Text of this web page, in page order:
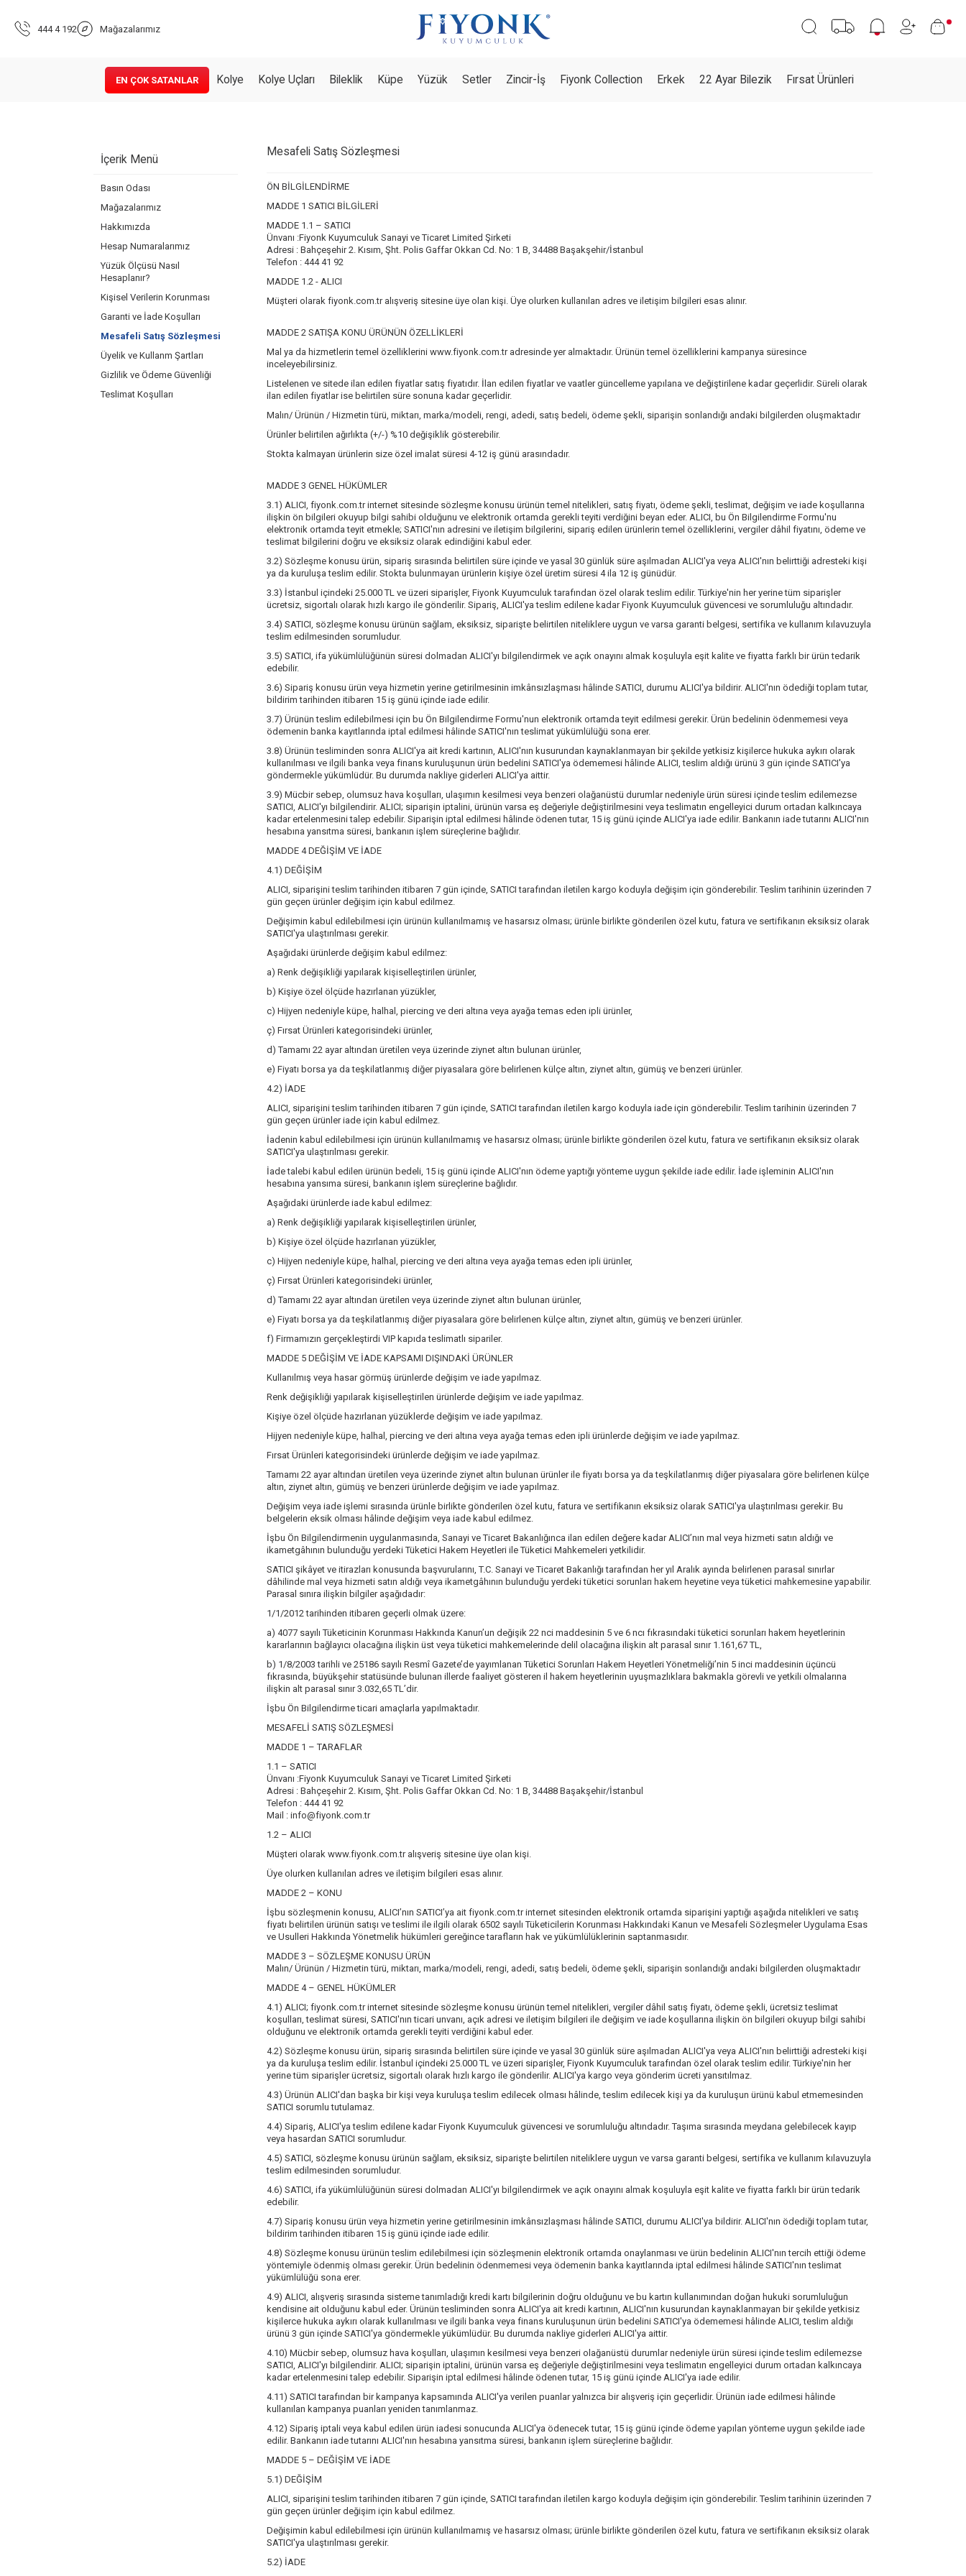
444 4 192 Mağazalarımız
EN ÇOK SATANLAR Kolye Kolye Uçları Bileklik Küpe Yüzük Setler Zincir-İş Fiyonk Collection Erkek 22 Ayar Bilezik Fırsat Ürünleri
İçerik Menü
Basın Odası
Mağazalarımız
Hakkımızda
Hesap Numaralarımız
Yüzük Ölçüsü Nasıl
Hesaplanır?
Kişisel Verilerin Korunması
Garanti ve İade Koşulları
Mesafeli Satış Sözleşmesi
Üyelik ve Kullanm Şartları
Gizlilik ve Ödeme Güvenliği
Teslimat Koşulları
Mesafeli Satış Sözleşmesi
ÖN BİLGİLENDİRME
MADDE 1 SATICI BİLGİLERİ
MADDE 1.1 – SATICI
Ünvanı :Fiyonk Kuyumculuk Sanayi ve Ticaret Limited Şirketi
Adresi : Bahçeşehir 2. Kısım, Şht. Polis Gaffar Okkan Cd. No: 1 B, 34488 Başakşehir/İstanbul
Telefon : 444 41 92
MADDE 1.2 - ALICI
Müşteri olarak fiyonk.com.tr alışveriş sitesine üye olan kişi. Üye olurken kullanılan adres ve iletişim bilgileri esas alınır.
MADDE 2 SATIŞA KONU ÜRÜNÜN ÖZELLİKLERİ
Mal ya da hizmetlerin temel özelliklerini www.fiyonk.com.tr adresinde yer almaktadır. Ürünün temel özelliklerini kampanya süresince
inceleyebilirsiniz.
Listelenen ve sitede ilan edilen fiyatlar satış fiyatıdır. İlan edilen fiyatlar ve vaatler güncelleme yapılana ve değiştirilene kadar geçerlidir. Süreli olarak
ilan edilen fiyatlar ise belirtilen süre sonuna kadar geçerlidir.
Malın/ Ürünün / Hizmetin türü, miktarı, marka/modeli, rengi, adedi, satış bedeli, ödeme şekli, siparişin sonlandığı andaki bilgilerden oluşmaktadır
Ürünler belirtilen ağırlıkta (+/-) %10 değişiklik gösterebilir.
Stokta kalmayan ürünlerin size özel imalat süresi 4-12 iş günü arasındadır.
MADDE 3 GENEL HÜKÜMLER
3.1) ALICI, fiyonk.com.tr internet sitesinde sözleşme konusu ürünün temel nitelikleri, satış fiyatı, ödeme şekli, teslimat, değişim ve iade koşullarına
ilişkin ön bilgileri okuyup bilgi sahibi olduğunu ve elektronik ortamda gerekli teyiti verdiğini beyan eder. ALICI, bu Ön Bilgilendirme Formu'nu
elektronik ortamda teyit etmekle; SATICI'nın adresini ve iletişim bilgilerini, sipariş edilen ürünlerin temel özelliklerini, vergiler dâhil fiyatını, ödeme ve
teslimat bilgilerini doğru ve eksiksiz olarak edindiğini kabul eder.
3.2) Sözleşme konusu ürün, sipariş sırasında belirtilen süre içinde ve yasal 30 günlük süre aşılmadan ALICI'ya veya ALICI'nın belirttiği adresteki kişi
ya da kuruluşa teslim edilir. Stokta bulunmayan ürünlerin kişiye özel üretim süresi 4 ila 12 iş günüdür.
3.3) İstanbul içindeki 25.000 TL ve üzeri siparişler, Fiyonk Kuyumculuk tarafından özel olarak teslim edilir. Türkiye'nin her yerine tüm siparişler
ücretsiz, sigortalı olarak hızlı kargo ile gönderilir. Sipariş, ALICI'ya teslim edilene kadar Fiyonk Kuyumculuk güvencesi ve sorumluluğu altındadır.
3.4) SATICI, sözleşme konusu ürünün sağlam, eksiksiz, siparişte belirtilen niteliklere uygun ve varsa garanti belgesi, sertifika ve kullanım kılavuzuyla
teslim edilmesinden sorumludur.
3.5) SATICI, ifa yükümlülüğünün süresi dolmadan ALICI'yı bilgilendirmek ve açık onayını almak koşuluyla eşit kalite ve fiyatta farklı bir ürün tedarik
edebilir.
3.6) Sipariş konusu ürün veya hizmetin yerine getirilmesinin imkânsızlaşması hâlinde SATICI, durumu ALICI'ya bildirir. ALICI'nın ödediği toplam tutar,
bildirim tarihinden itibaren 15 iş günü içinde iade edilir.
3.7) Ürünün teslim edilebilmesi için bu Ön Bilgilendirme Formu'nun elektronik ortamda teyit edilmesi gerekir. Ürün bedelinin ödenmemesi veya
ödemenin banka kayıtlarında iptal edilmesi hâlinde SATICI'nın teslimat yükümlülüğü sona erer.
3.8) Ürünün tesliminden sonra ALICI'ya ait kredi kartının, ALICI'nın kusurundan kaynaklanmayan bir şekilde yetkisiz kişilerce hukuka aykırı olarak
kullanılması ve ilgili banka veya finans kuruluşunun ürün bedelini SATICI'ya ödememesi hâlinde ALICI, teslim aldığı ürünü 3 gün içinde SATICI'ya
göndermekle yükümlüdür. Bu durumda nakliye giderleri ALICI'ya aittir.
3.9) Mücbir sebep, olumsuz hava koşulları, ulaşımın kesilmesi veya benzeri olağanüstü durumlar nedeniyle ürün süresi içinde teslim edilemezse
SATICI, ALICI'yı bilgilendirir. ALICI; siparişin iptalini, ürünün varsa eş değeriyle değiştirilmesini veya teslimatın engelleyici durum ortadan kalkıncaya
kadar ertelenmesini talep edebilir. Siparişin iptal edilmesi hâlinde ödenen tutar, 15 iş günü içinde ALICI'ya iade edilir. Bankanın iade tutarını ALICI'nın
hesabına yansıtma süresi, bankanın işlem süreçlerine bağlıdır.
MADDE 4 DEĞİŞİM VE İADE
4.1) DEĞİŞİM
ALICI, siparişini teslim tarihinden itibaren 7 gün içinde, SATICI tarafından iletilen kargo koduyla değişim için gönderebilir. Teslim tarihinin üzerinden 7
gün geçen ürünler değişim için kabul edilmez.
Değişimin kabul edilebilmesi için ürünün kullanılmamış ve hasarsız olması; ürünle birlikte gönderilen özel kutu, fatura ve sertifikanın eksiksiz olarak
SATICI'ya ulaştırılması gerekir.
Aşağıdaki ürünlerde değişim kabul edilmez:
a) Renk değişikliği yapılarak kişiselleştirilen ürünler,
b) Kişiye özel ölçüde hazırlanan yüzükler,
c) Hijyen nedeniyle küpe, halhal, piercing ve deri altına veya ayağa temas eden ipli ürünler,
ç) Fırsat Ürünleri kategorisindeki ürünler,
d) Tamamı 22 ayar altından üretilen veya üzerinde ziynet altın bulunan ürünler,
e) Fiyatı borsa ya da teşkilatlanmış diğer piyasalara göre belirlenen külçe altın, ziynet altın, gümüş ve benzeri ürünler.
4.2) İADE
ALICI, siparişini teslim tarihinden itibaren 7 gün içinde, SATICI tarafından iletilen kargo koduyla iade için gönderebilir. Teslim tarihinin üzerinden 7
gün geçen ürünler iade için kabul edilmez.
İadenin kabul edilebilmesi için ürünün kullanılmamış ve hasarsız olması; ürünle birlikte gönderilen özel kutu, fatura ve sertifikanın eksiksiz olarak
SATICI'ya ulaştırılması gerekir.
İade talebi kabul edilen ürünün bedeli, 15 iş günü içinde ALICI'nın ödeme yaptığı yönteme uygun şekilde iade edilir. İade işleminin ALICI'nın
hesabına yansıma süresi, bankanın işlem süreçlerine bağlıdır.
Aşağıdaki ürünlerde iade kabul edilmez:
a) Renk değişikliği yapılarak kişiselleştirilen ürünler,
b) Kişiye özel ölçüde hazırlanan yüzükler,
c) Hijyen nedeniyle küpe, halhal, piercing ve deri altına veya ayağa temas eden ipli ürünler,
ç) Fırsat Ürünleri kategorisindeki ürünler,
d) Tamamı 22 ayar altından üretilen veya üzerinde ziynet altın bulunan ürünler,
e) Fiyatı borsa ya da teşkilatlanmış diğer piyasalara göre belirlenen külçe altın, ziynet altın, gümüş ve benzeri ürünler.
f) Firmamızın gerçekleştirdi VIP kapıda teslimatlı sipariler.
MADDE 5 DEĞİŞİM VE İADE KAPSAMI DIŞINDAKİ ÜRÜNLER
Kullanılmış veya hasar görmüş ürünlerde değişim ve iade yapılmaz.
Renk değişikliği yapılarak kişiselleştirilen ürünlerde değişim ve iade yapılmaz.
Kişiye özel ölçüde hazırlanan yüzüklerde değişim ve iade yapılmaz.
Hijyen nedeniyle küpe, halhal, piercing ve deri altına veya ayağa temas eden ipli ürünlerde değişim ve iade yapılmaz.
Fırsat Ürünleri kategorisindeki ürünlerde değişim ve iade yapılmaz.
Tamamı 22 ayar altından üretilen veya üzerinde ziynet altın bulunan ürünler ile fiyatı borsa ya da teşkilatlanmış diğer piyasalara göre belirlenen külçe
altın, ziynet altın, gümüş ve benzeri ürünlerde değişim ve iade yapılmaz.
Değişim veya iade işlemi sırasında ürünle birlikte gönderilen özel kutu, fatura ve sertifikanın eksiksiz olarak SATICI'ya ulaştırılması gerekir. Bu
belgelerin eksik olması hâlinde değişim veya iade kabul edilmez.
İşbu Ön Bilgilendirmenin uygulanmasında, Sanayi ve Ticaret Bakanlığınca ilan edilen değere kadar ALICI’nın mal veya hizmeti satın aldığı ve
ikametgâhının bulunduğu yerdeki Tüketici Hakem Heyetleri ile Tüketici Mahkemeleri yetkilidir.
SATICI şikâyet ve itirazları konusunda başvurularını, T.C. Sanayi ve Ticaret Bakanlığı tarafından her yıl Aralık ayında belirlenen parasal sınırlar
dâhilinde mal veya hizmeti satın aldığı veya ikametgâhının bulunduğu yerdeki tüketici sorunları hakem heyetine veya tüketici mahkemesine yapabilir.
Parasal sınıra ilişkin bilgiler aşağıdadır:
1/1/2012 tarihinden itibaren geçerli olmak üzere:
a) 4077 sayılı Tüketicinin Korunması Hakkında Kanun’un değişik 22 nci maddesinin 5 ve 6 ncı fıkrasındaki tüketici sorunları hakem heyetlerinin
kararlarının bağlayıcı olacağına ilişkin üst veya tüketici mahkemelerinde delil olacağına ilişkin alt parasal sınır 1.161,67 TL,
b) 1/8/2003 tarihli ve 25186 sayılı Resmî Gazete’de yayımlanan Tüketici Sorunları Hakem Heyetleri Yönetmeliği’nin 5 inci maddesinin üçüncü
fıkrasında, büyükşehir statüsünde bulunan illerde faaliyet gösteren il hakem heyetlerinin uyuşmazlıklara bakmakla görevli ve yetkili olmalarına
ilişkin alt parasal sınır 3.032,65 TL’dir.
İşbu Ön Bilgilendirme ticari amaçlarla yapılmaktadır.
MESAFELİ SATIŞ SÖZLEŞMESİ
MADDE 1 – TARAFLAR
1.1 – SATICI
Ünvanı :Fiyonk Kuyumculuk Sanayi ve Ticaret Limited Şirketi
Adresi : Bahçeşehir 2. Kısım, Şht. Polis Gaffar Okkan Cd. No: 1 B, 34488 Başakşehir/İstanbul
Telefon : 444 41 92
Mail : info@fiyonk.com.tr
1.2 – ALICI
Müşteri olarak www.fiyonk.com.tr alışveriş sitesine üye olan kişi.
Üye olurken kullanılan adres ve iletişim bilgileri esas alınır.
MADDE 2 – KONU
İşbu sözleşmenin konusu, ALICI’nın SATICI’ya ait fiyonk.com.tr internet sitesinden elektronik ortamda siparişini yaptığı aşağıda nitelikleri ve satış
fiyatı belirtilen ürünün satışı ve teslimi ile ilgili olarak 6502 sayılı Tüketicilerin Korunması Hakkındaki Kanun ve Mesafeli Sözleşmeler Uygulama Esas
ve Usulleri Hakkında Yönetmelik hükümleri gereğince tarafların hak ve yükümlülüklerinin saptanmasıdır.
MADDE 3 – SÖZLEŞME KONUSU ÜRÜN
Malın/ Ürünün / Hizmetin türü, miktarı, marka/modeli, rengi, adedi, satış bedeli, ödeme şekli, siparişin sonlandığı andaki bilgilerden oluşmaktadır
MADDE 4 – GENEL HÜKÜMLER
4.1) ALICI; fiyonk.com.tr internet sitesinde sözleşme konusu ürünün temel nitelikleri, vergiler dâhil satış fiyatı, ödeme şekli, ücretsiz teslimat
koşulları, teslimat süresi, SATICI'nın ticari unvanı, açık adresi ve iletişim bilgileri ile değişim ve iade koşullarına ilişkin ön bilgileri okuyup bilgi sahibi
olduğunu ve elektronik ortamda gerekli teyiti verdiğini kabul eder.
4.2) Sözleşme konusu ürün, sipariş sırasında belirtilen süre içinde ve yasal 30 günlük süre aşılmadan ALICI'ya veya ALICI'nın belirttiği adresteki kişi
ya da kuruluşa teslim edilir. İstanbul içindeki 25.000 TL ve üzeri siparişler, Fiyonk Kuyumculuk tarafından özel olarak teslim edilir. Türkiye'nin her
yerine tüm siparişler ücretsiz, sigortalı olarak hızlı kargo ile gönderilir. ALICI'ya kargo veya gönderim ücreti yansıtılmaz.
4.3) Ürünün ALICI'dan başka bir kişi veya kuruluşa teslim edilecek olması hâlinde, teslim edilecek kişi ya da kuruluşun ürünü kabul etmemesinden
SATICI sorumlu tutulamaz.
4.4) Sipariş, ALICI'ya teslim edilene kadar Fiyonk Kuyumculuk güvencesi ve sorumluluğu altındadır. Taşıma sırasında meydana gelebilecek kayıp
veya hasardan SATICI sorumludur.
4.5) SATICI, sözleşme konusu ürünün sağlam, eksiksiz, siparişte belirtilen niteliklere uygun ve varsa garanti belgesi, sertifika ve kullanım kılavuzuyla
teslim edilmesinden sorumludur.
4.6) SATICI, ifa yükümlülüğünün süresi dolmadan ALICI'yı bilgilendirmek ve açık onayını almak koşuluyla eşit kalite ve fiyatta farklı bir ürün tedarik
edebilir.
4.7) Sipariş konusu ürün veya hizmetin yerine getirilmesinin imkânsızlaşması hâlinde SATICI, durumu ALICI'ya bildirir. ALICI'nın ödediği toplam tutar,
bildirim tarihinden itibaren 15 iş günü içinde iade edilir.
4.8) Sözleşme konusu ürünün teslim edilebilmesi için sözleşmenin elektronik ortamda onaylanması ve ürün bedelinin ALICI'nın tercih ettiği ödeme
yöntemiyle ödenmiş olması gerekir. Ürün bedelinin ödenmemesi veya ödemenin banka kayıtlarında iptal edilmesi hâlinde SATICI'nın teslimat
yükümlülüğü sona erer.
4.9) ALICI, alışveriş sırasında sisteme tanımladığı kredi kartı bilgilerinin doğru olduğunu ve bu kartın kullanımından doğan hukuki sorumluluğun
kendisine ait olduğunu kabul eder. Ürünün tesliminden sonra ALICI'ya ait kredi kartının, ALICI'nın kusurundan kaynaklanmayan bir şekilde yetkisiz
kişilerce hukuka aykırı olarak kullanılması ve ilgili banka veya finans kuruluşunun ürün bedelini SATICI'ya ödememesi hâlinde ALICI, teslim aldığı
ürünü 3 gün içinde SATICI'ya göndermekle yükümlüdür. Bu durumda nakliye giderleri ALICI'ya aittir.
4.10) Mücbir sebep, olumsuz hava koşulları, ulaşımın kesilmesi veya benzeri olağanüstü durumlar nedeniyle ürün süresi içinde teslim edilemezse
SATICI, ALICI'yı bilgilendirir. ALICI; siparişin iptalini, ürünün varsa eş değeriyle değiştirilmesini veya teslimatın engelleyici durum ortadan kalkıncaya
kadar ertelenmesini talep edebilir. Siparişin iptal edilmesi hâlinde ödenen tutar, 15 iş günü içinde ALICI'ya iade edilir.
4.11) SATICI tarafından bir kampanya kapsamında ALICI'ya verilen puanlar yalnızca bir alışveriş için geçerlidir. Ürünün iade edilmesi hâlinde
kullanılan kampanya puanları yeniden tanımlanmaz.
4.12) Sipariş iptali veya kabul edilen ürün iadesi sonucunda ALICI'ya ödenecek tutar, 15 iş günü içinde ödeme yapılan yönteme uygun şekilde iade
edilir. Bankanın iade tutarını ALICI'nın hesabına yansıtma süresi, bankanın işlem süreçlerine bağlıdır.
MADDE 5 – DEĞİŞİM VE İADE
5.1) DEĞİŞİM
ALICI, siparişini teslim tarihinden itibaren 7 gün içinde, SATICI tarafından iletilen kargo koduyla değişim için gönderebilir. Teslim tarihinin üzerinden 7
gün geçen ürünler değişim için kabul edilmez.
Değişimin kabul edilebilmesi için ürünün kullanılmamış ve hasarsız olması; ürünle birlikte gönderilen özel kutu, fatura ve sertifikanın eksiksiz olarak
SATICI'ya ulaştırılması gerekir.
5.2) İADE